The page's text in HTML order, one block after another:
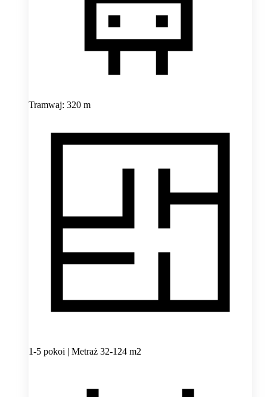
Tramwaj: 320 m
1-5 pokoi | Metraż 32-124 m2